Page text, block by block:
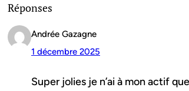
Réponses
Andrée Gazagne
1 décembre 2025
Super jolies je n’ai à mon actif